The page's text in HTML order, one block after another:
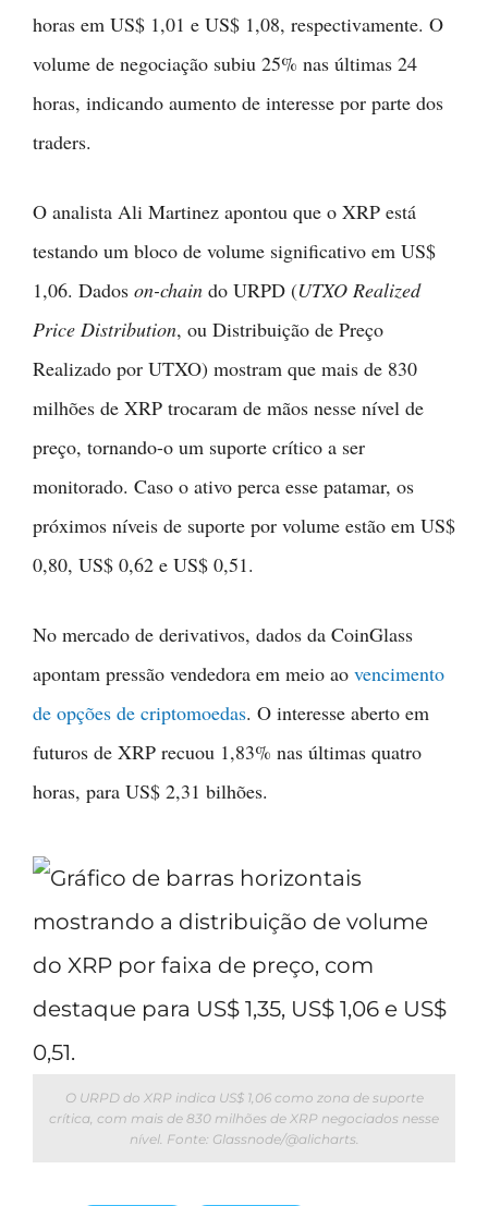
horas em US$ 1,01 e US$ 1,08, respectivamente. O
volume de negociação subiu 25% nas últimas 24
horas, indicando aumento de interesse por parte dos
traders.
O analista Ali Martinez apontou que o XRP está
testando um bloco de volume significativo em US$
1,06. Dados on-chain do URPD (UTXO Realized
Price Distribution, ou Distribuição de Preço
Realizado por UTXO) mostram que mais de 830
milhões de XRP trocaram de mãos nesse nível de
preço, tornando-o um suporte crítico a ser
monitorado. Caso o ativo perca esse patamar, os
próximos níveis de suporte por volume estão em US$
0,80, US$ 0,62 e US$ 0,51.
No mercado de derivativos, dados da CoinGlass
apontam pressão vendedora em meio ao vencimento
de opções de criptomoedas. O interesse aberto em
futuros de XRP recuou 1,83% nas últimas quatro
horas, para US$ 2,31 bilhões.
O URPD do XRP indica US$ 1,06 como zona de suporte
crítica, com mais de 830 milhões de XRP negociados nesse
nível. Fonte: Glassnode/@alicharts.